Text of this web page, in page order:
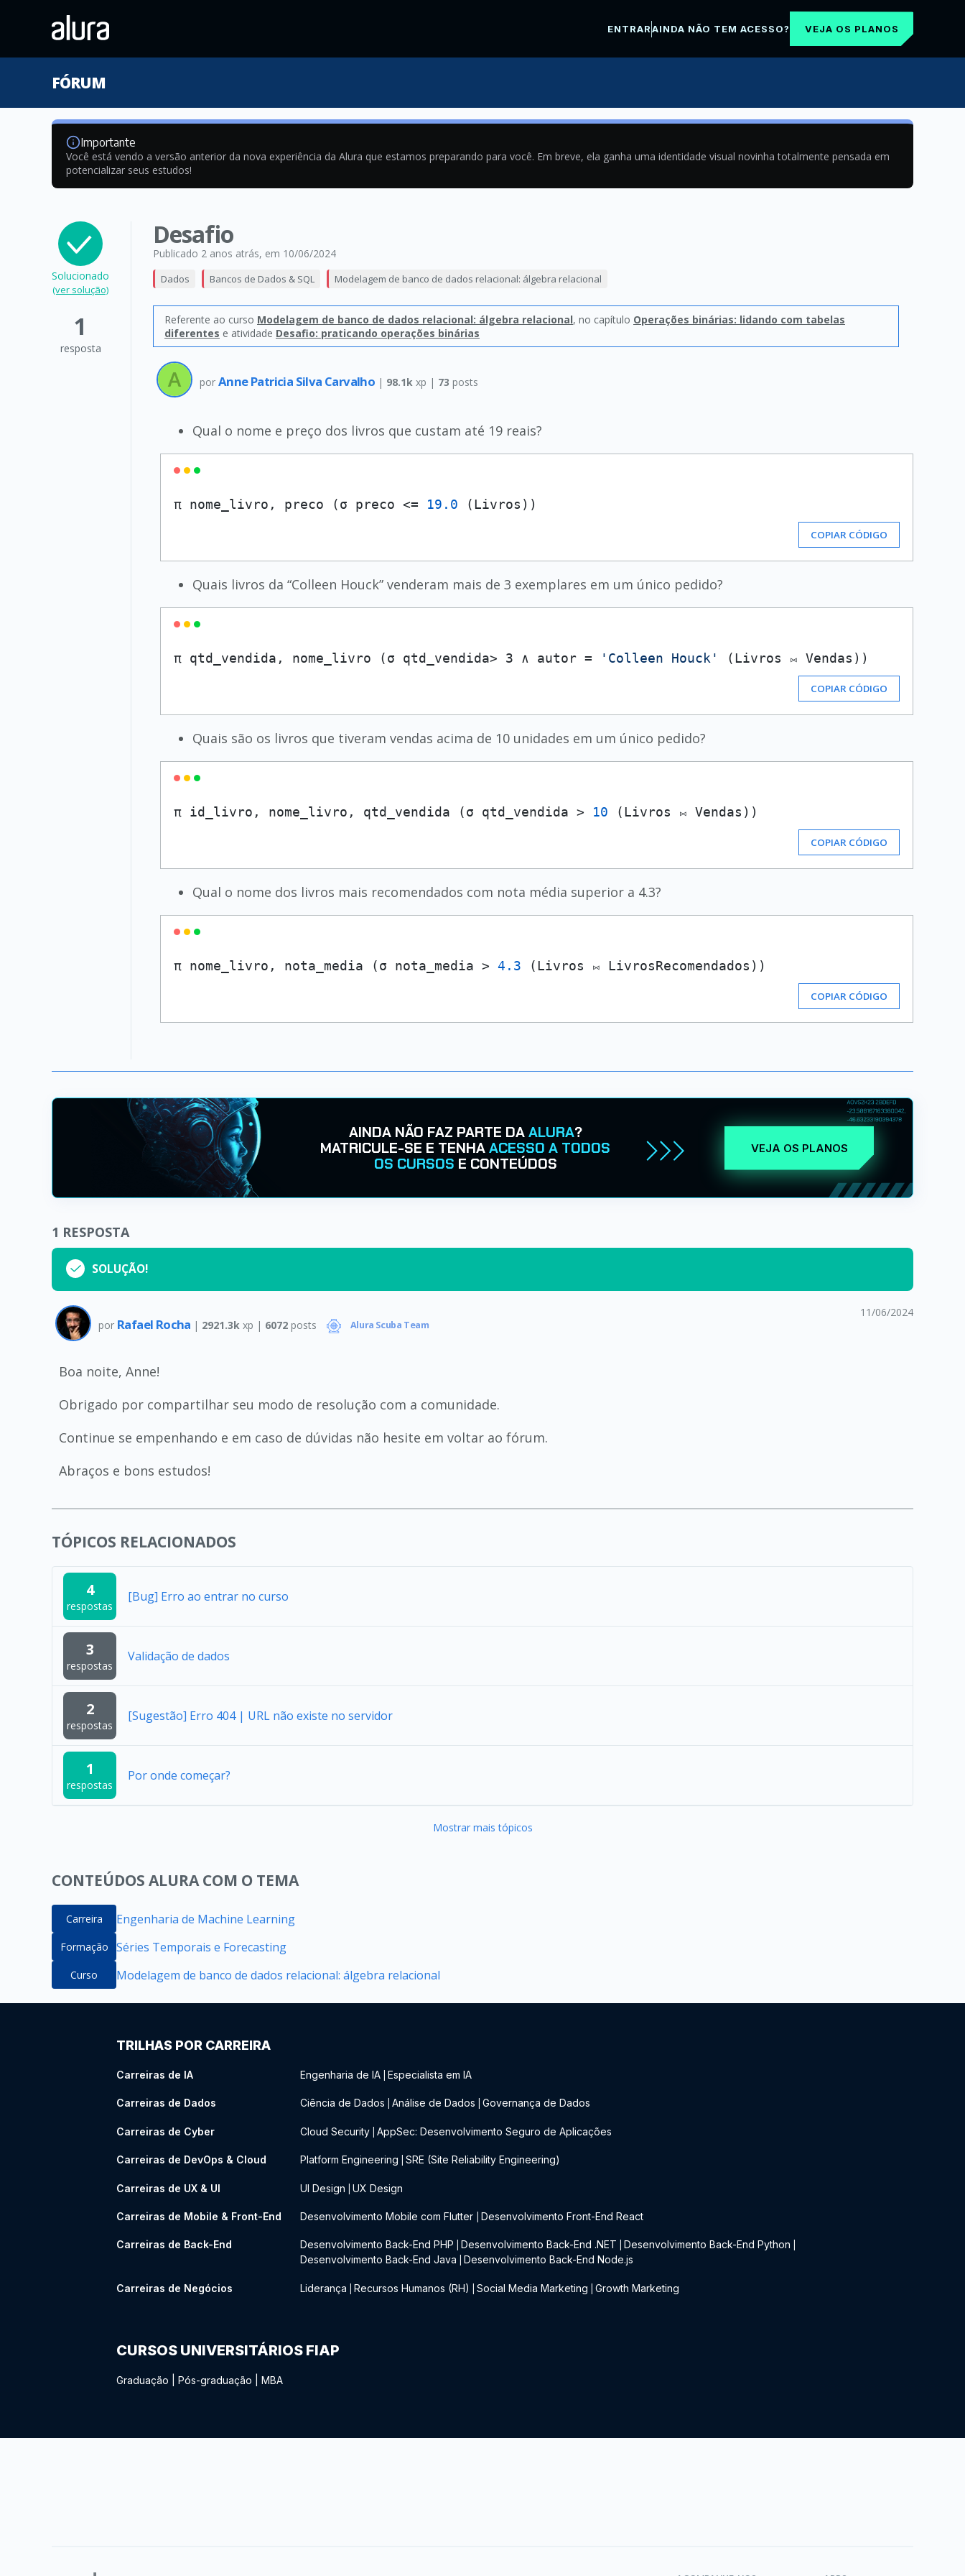
ENTRARAINDA NÃO TEM ACESSO? VEJA OS PLANOS
FÓRUM
Importante
Você está vendo a versão anterior da nova experiência da Alura que estamos preparando para você. Em breve, ela ganha uma identidade visual novinha totalmente pensada em
potencializar seus estudos!
Solucionado
(ver solução)
1
resposta
Desafio
Publicado 2 anos atrás, em 10/06/2024
Dados Bancos de Dados & SQL Modelagem de banco de dados relacional: álgebra relacional
Referente ao curso Modelagem de banco de dados relacional: álgebra relacional, no capítulo Operações binárias: lidando com tabelas
diferentes e atividade Desafio: praticando operações binárias
por Anne Patricia Silva Carvalho | 98.1k xp | 73 posts
Qual o nome e preço dos livros que custam até 19 reais?
π nome_livro, preco (σ preco <= 19.0
COPIAR CÓDIGO
Quais livros da “Colleen Houck” venderam mais de 3 exemplares em um único pedido?
π qtd_vendida, nome_livro (σ qtd_vendida> 3 ∧ autor = 'Colleen Houck'
COPIAR CÓDIGO
Quais são os livros que tiveram vendas acima de 10 unidades em um único pedido?
π id_livro, nome_livro, qtd_vendida (σ qtd_vendida > 10
COPIAR CÓDIGO
Qual o nome dos livros mais recomendados com nota média superior a 4.3?
π nome_livro, nota_media (σ nota_media > 4.3
COPIAR CÓDIGO
AINDA NÃO FAZ PARTE DAALURA?
MATRICULE-SE E TENHAACESSO A TODOS
OS CURSOS E CONTEÚDOS
VEJA OS PLANOS
1 RESPOSTA
SOLUÇÃO!
por Rafael Rocha | 2921.3k xp | 6072 posts Alura Scuba Team
11/06/2024
Boa noite, Anne!
Obrigado por compartilhar seu modo de resolução com a comunidade.
Continue se empenhando e em caso de dúvidas não hesite em voltar ao fórum.
Abraços e bons estudos!
TÓPICOS RELACIONADOS
4
respostas
[Bug] Erro ao entrar no curso
3
respostas
Validação de dados
2
respostas
[Sugestão] Erro 404 | URL não existe no servidor
1
respostas
Por onde começar?
Mostrar mais tópicos
CONTEÚDOS ALURA COM O TEMA
Carreira Engenharia de Machine Learning
Formação Séries Temporais e Forecasting
Curso Modelagem de banco de dados relacional: álgebra relacional
TRILHAS POR CARREIRA
Carreiras de IA Engenharia de IA Especialista em IA
Carreiras de Dados Ciência de Dados Análise de Dados Governança de Dados
Carreiras de Cyber Cloud Security AppSec: Desenvolvimento Seguro de Aplicações
Carreiras de DevOps & Cloud Platform Engineering SRE (Site Reliability Engineering)
Carreiras de UX & UI UI Design UX Design
Carreiras de Mobile & Front-End Desenvolvimento Mobile com Flutter Desenvolvimento Front-End React
Carreiras de Back-End Desenvolvimento Back-End PHP Desenvolvimento Back-End .NET Desenvolvimento Back-End Python
Desenvolvimento Back-End Java Desenvolvimento Back-End Node.js
Carreiras de Negócios Liderança Recursos Humanos (RH) Social Media Marketing Growth Marketing
CURSOS UNIVERSITÁRIOS FIAP
Graduação Pós-graduação MBA